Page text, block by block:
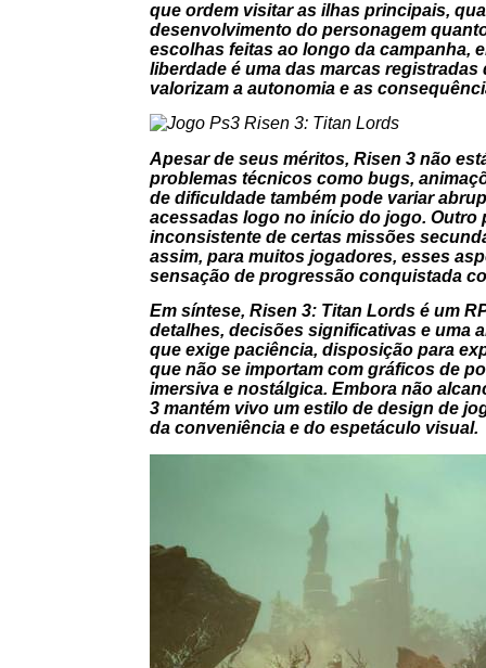
que ordem visitar as ilhas principais,
desenvolvimento do personagem
escolhas feitas ao longo da campanha,
liberdade é uma das marcas
valorizam a autonomia e as
Apesar de seus méritos, Risen 3não
problemas técnicos como bugs,
de dificuldade também pode variar
acessadas logo no início do jogo.
inconsistente de certas missões
assim, para muitos jogadores, esses
sensação de progressão conquistada
Em síntese, Risen 3: Titan Lordsé um
detalhes, decisões significativas e uma
que exige paciência, disposição para
que não se importam com gráficos de
imersiva e nostálgica. Embora não
3mantém vivo um estilo de design de
da conveniência e do espetáculo visual.